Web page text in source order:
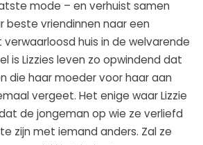
mode – en verhuist samen
beste vriendinnen naar een
huis in de welvarende
is Lizzies leven zo opwindend dat
die haar moeder voor haar aan
vergeet. Het enige waar Lizzie
de jongeman op wie ze verliefd
zijn met iemand anders. Zal ze